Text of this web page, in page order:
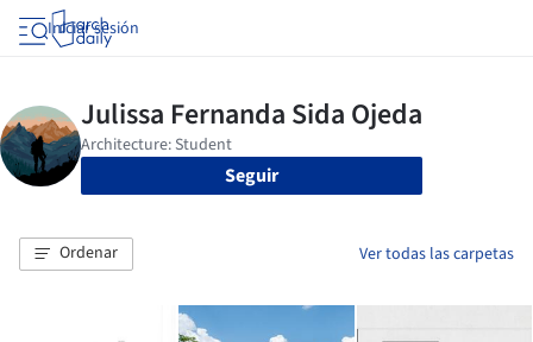
Iniciar sesión
Seguir
Ordenar Ver todas las carpetas